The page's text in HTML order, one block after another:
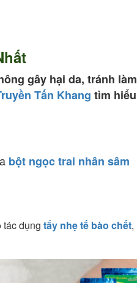
gây hại da, tránh làm
Tấn Khang tìm hiểu
bột ngọc trai nhân sâm
tác dụng tẩy nhẹ tế bào chết,